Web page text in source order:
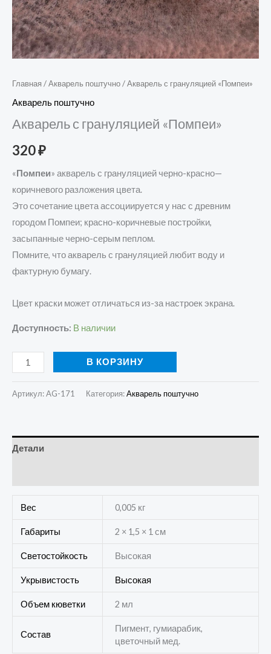
Главная /Акварель поштучно/ Акварель с грануляцией «Помпеи»
Акварель поштучно
Акварель с грануляцией «Помпеи»
320₽
«Помпеи» акварель с грануляцией черно-красно—
коричневого разложения цвета.
Это сочетание цвета ассоциируется у нас с древним
городом Помпеи; красно-коричневые постройки,
засыпанные черно-серым пеплом.
Помните, что акварель с грануляцией любит воду и
фактурную бумагу.
Цвет краски может отличаться из-за настроек экрана.
Доступность: В наличии
В КОРЗИНУ
Артикул:AG-171 Категория:Акварель поштучно
Детали
Вес 0,005 кг
Габариты 2 × 1,5 × 1 см
Светостойкость Высокая
Укрывистость Высокая
Объем кюветки 2 мл
Состав
Пигмент, гумиарабик,
цветочный мед.